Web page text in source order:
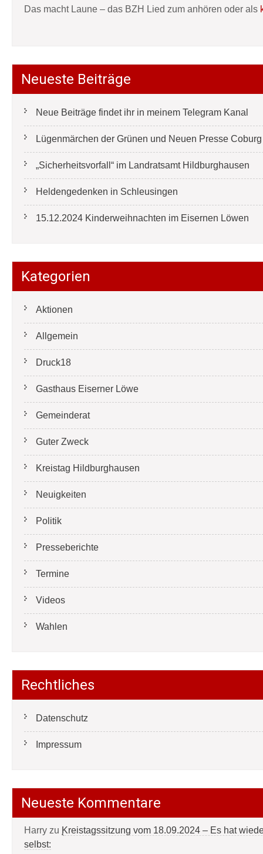
Das macht Laune – das BZH Lied zum anhören oder als
Neueste Beiträge
Neue Beiträge findet ihr in meinem Telegram Kanal
Lügenmärchen der Grünen und Neuen Presse
„Sicherheitsvorfall“ im Landratsamt Hildburghausen
Heldengedenken in Schleusingen
15.12.2024 Kinderweihnachten im Eisernen Löwen
Kategorien
Aktionen
Allgemein
Druck18
Gasthaus Eiserner Löwe
Gemeinderat
Guter Zweck
Kreistag Hildburghausen
Neuigkeiten
Politik
Presseberichte
Termine
Videos
Wahlen
Rechtliches
Datenschutz
Impressum
Neueste Kommentare
Harry zu Kreistagssitzung vom 18.09.2024 – Es hat
selbst: